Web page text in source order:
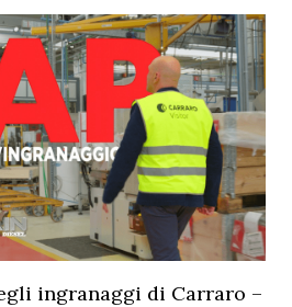
ingranaggi di Carraro –